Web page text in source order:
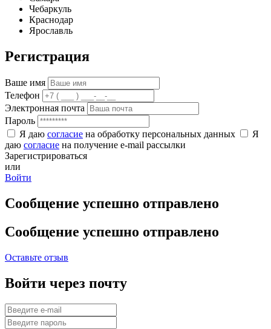
Чебаркуль
Краснодар
Ярославль
Регистрация
Ваше имя
Телефон
Электронная почта
Пароль
Я даю согласие на обработку персональных данных
Я
даю согласие на получение e-mail рассылки
Зарегистрироваться
или
Войти
Сообщение успешно отправлено
Сообщение успешно отправлено
Оставьте отзыв
Войти через почту